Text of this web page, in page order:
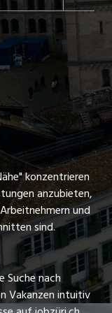
konzentrieren
anzubieten,
und
sind.
nach
Vakanzen intuitiv